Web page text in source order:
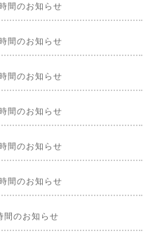
間のお知らせ
間のお知らせ
間のお知らせ
間のお知らせ
間のお知らせ
間のお知らせ
のお知らせ